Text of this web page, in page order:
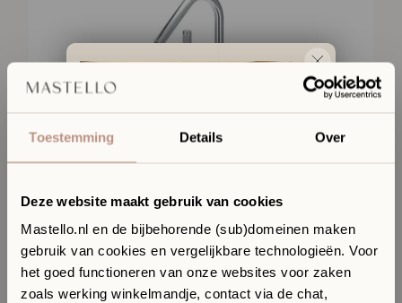
Toestemming Details Over
Deze website maakt gebruik van cookies
Mastello.nl en de bijbehorende (sub)domeinen maken
gebruik van cookies en vergelijkbare technologieën. Voor
het goed functioneren van onze websites voor zaken
zoals werking winkelmandje, contact via de chat,
Ervaar jouw toekomstige
badkamer in onze Sanitair